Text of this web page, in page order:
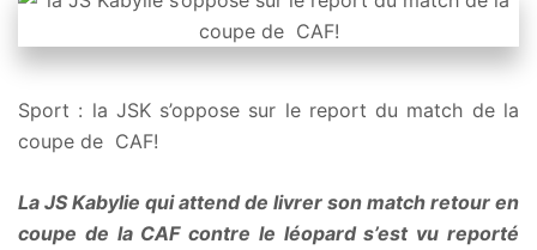
Sport : la JSK s’oppose sur le report du match de la
coupe de CAF!
La JS Kabylie qui attend de livrer son match retour en
coupe de la CAF contre le léopard s’est vu reporté